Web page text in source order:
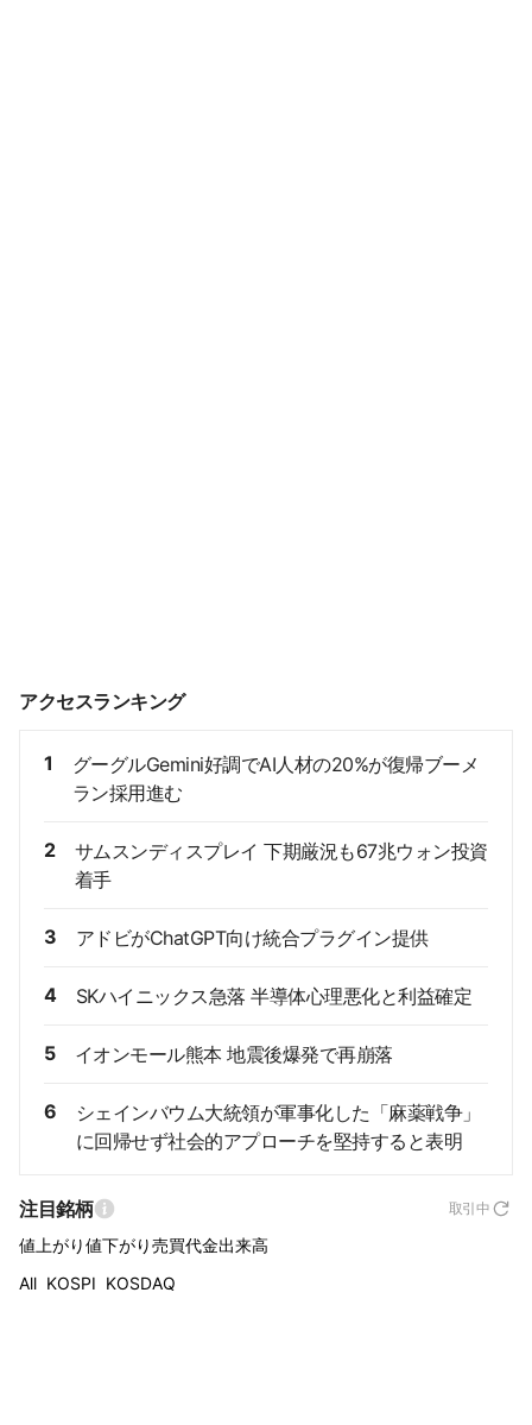
アクセスランキング
1
グーグルGemini好調でAI人材の20%が復帰ブーメ
ラン採用進む
2
サムスンディスプレイ 下期厳況も67兆ウォン投資
着手
3 アドビがChatGPT向け統合プラグイン提供
4 SKハイニックス急落 半導体心理悪化と利益確定
5 イオンモール熊本 地震後爆発で再崩落
6
シェインバウム大統領が軍事化した「麻薬戦争」
に回帰せず社会的アプローチを堅持すると表明
注目銘柄 取引中
値上がり値下がり売買代金出来高
All KOSPI KOSDAQ